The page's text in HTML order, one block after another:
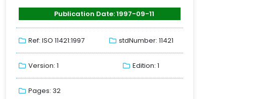
Publication Date: 1997-09-11
Ref: ISO 11421:1997 stdNumber: 11421
Version: 1 Edition: 1
Pages: 32